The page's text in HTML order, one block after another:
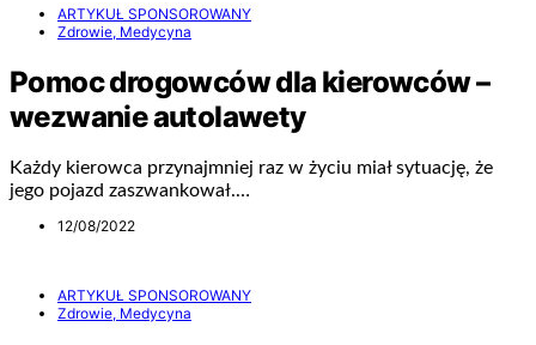
ARTYKUŁ SPONSOROWANY
Zdrowie, Medycyna
Pomoc drogowców dla kierowców –
wezwanie autolawety
Każdy kierowca przynajmniej raz w życiu miał sytuację, że
jego pojazd zaszwankował.…
12/08/2022
ARTYKUŁ SPONSOROWANY
Zdrowie, Medycyna